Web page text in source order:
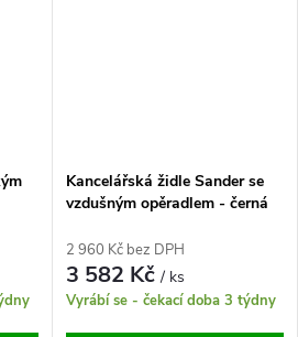
Kancelářská židle Sander se
vzdušným opěradlem - černá
2 960 Kč bez DPH
3 582 Kč/ ks
Vyrábí se - čekací doba 3 týdny